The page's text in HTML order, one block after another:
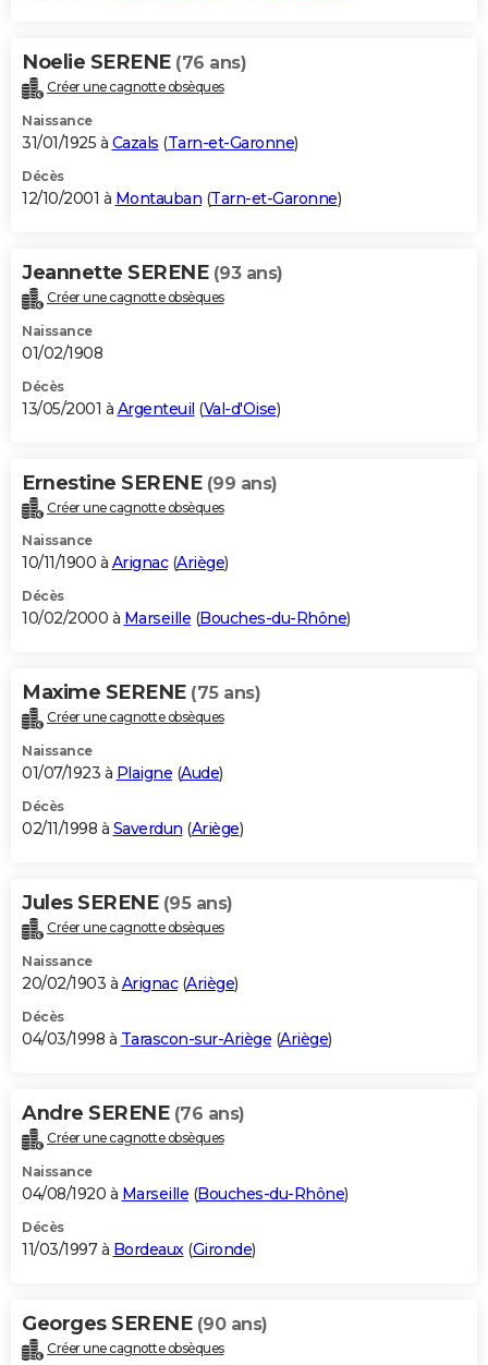
Noelie SERENE (76 ans)
Créer une cagnotte obsèques
Naissance
31/01/1925 à Cazals (Tarn-et-Garonne)
Décès
12/10/2001 à Montauban (Tarn-et-Garonne)
Jeannette SERENE (93 ans)
Créer une cagnotte obsèques
Naissance
01/02/1908
Décès
13/05/2001 à Argenteuil (Val-d'Oise)
Ernestine SERENE (99 ans)
Créer une cagnotte obsèques
Naissance
10/11/1900 à Arignac(Ariège)
Décès
10/02/2000 à Marseille (Bouches-du-Rhône)
Maxime SERENE (75 ans)
Créer une cagnotte obsèques
Naissance
01/07/1923 à Plaigne (Aude)
Décès
02/11/1998 à Saverdun (Ariège)
Jules SERENE (95 ans)
Créer une cagnotte obsèques
Naissance
20/02/1903 à Arignac(Ariège)
Décès
04/03/1998 à Tarascon-sur-Ariège (Ariège)
Andre SERENE (76 ans)
Créer une cagnotte obsèques
Naissance
04/08/1920 à Marseille (Bouches-du-Rhône)
Décès
11/03/1997 à Bordeaux(Gironde)
Georges SERENE (90 ans)
Créer une cagnotte obsèques